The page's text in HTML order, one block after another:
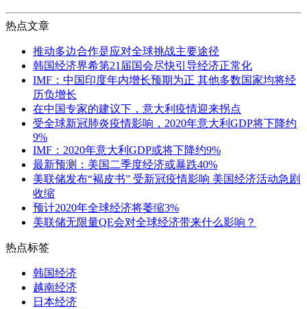
热点文章
推动多边合作是应对全球挑战主要途径
韩国经济界希第21届国会尽快引导经济正常化
IMF：中国印度年内增长预期为正 其他多数国家均将经
历负增长
在中国专家的建议下，意大利疫情迎来拐点
受全球新冠肺炎疫情影响，2020年意大利GDP将下降约
9%
IMF：2020年意大利GDP或将下降约9%
最新预测：美国二季度经济或暴跌40%
美联储发布“褐皮书” 受新冠疫情影响 美国经济活动急剧
收缩
预计2020年全球经济将萎缩3%
美联储无限量QE会对全球经济带来什么影响？
热点标签
韩国经济
越南经济
日本经济